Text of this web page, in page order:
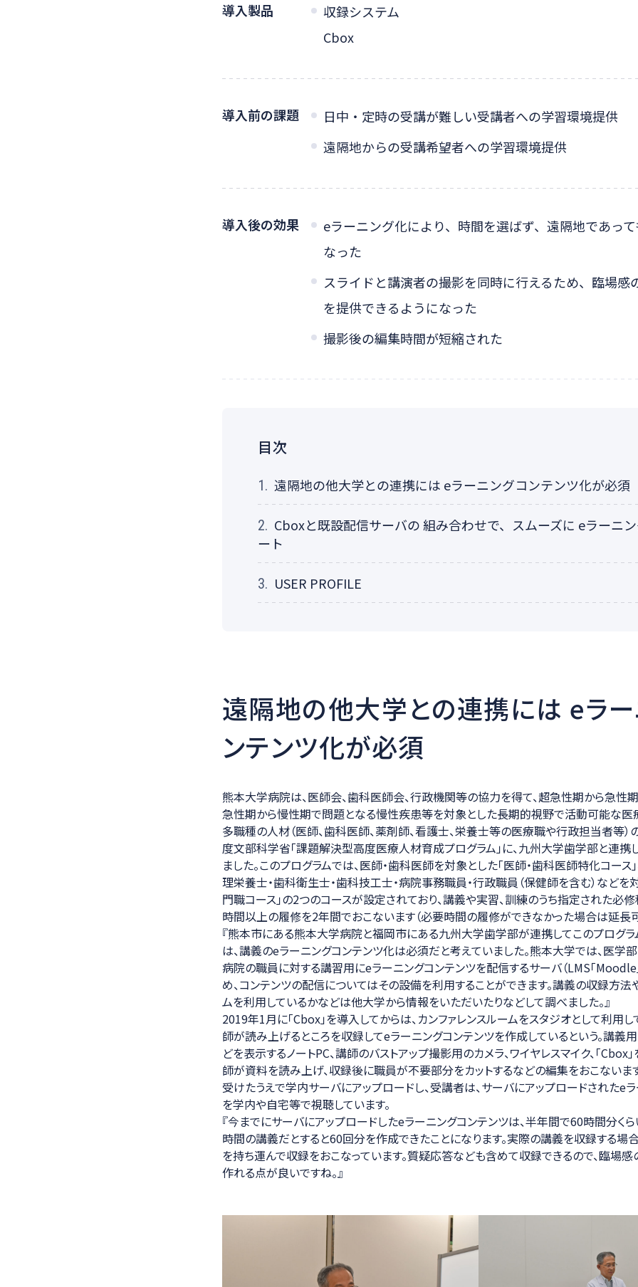
導入製品
収録システム
Cbox
導入前の課題
日中・定時の受講が難しい受講者への学習環境提供
遠隔地からの受講希望者への学習環境提供
導入後の効果
eラーニング化により、時間を選ばず、遠隔地であっ
なった
スライドと講演者の撮影を同時に行えるため、臨場感
を提供できるようになった
撮影後の編集時間が短縮された
目次
1. 遠隔地の他大学との連携には eラーニングコンテンツ化が必須
2. Cboxと既設配信サーバの 組み合わせで、スムーズに eラーニ
ート
3. USER PROFILE
遠隔地の他大学との連携には eラー
ンテンツ化が必須
熊本大学病院は、医師会、歯科医師会、行政機関等の協力を得て、超急性期から急性
急性期から慢性期で問題となる慢性疾患等を対象とした長期的視野で活動可能な医
多職種の人材（医師、歯科医師、薬剤師、看護士、栄養士等の医療職や行政担当者等
度文部科学省「課題解決型高度医療人材育成プログラム」に、九州大学歯学部と連携
ました。このプログラムでは、医師・歯科医師を対象とした「医師・歯科医師特化コース
理栄養士・歯科衛生士・歯科技工士・病院事務職員・行政職員（保健師を含む）などを
門職コース」の2つのコースが設定されており、講義や実習、訓練のうち指定された必
時間以上の履修を2年間でおこないます（必要時間の履修ができなかった場合は延長可
『熊本市にある熊本大学病院と福岡市にある九州大学歯学部が連携してこのプログラ
は、講義のeラーニングコンテンツ化は必須だと考えていました。熊本大学では、医学
病院の職員に対する講習用にeラーニングコンテンツを配信するサーバ（LMS「Moodle
め、コンテンツの配信についてはその設備を利用することができます。講義の収録方法
ムを利用しているかなどは他大学から情報をいただいたりなどして調べました。』
2019年1月に「Cbox」を導入してからは、カンファレンスルームをスタジオとして利用
師が読み上げるところを収録してeラーニングコンテンツを作成しているという。講
どを表示するノートPC、講師のバストアップ撮影用のカメラ、ワイヤレスマイク、「Cbox
師が資料を読み上げ、収録後に職員が不要部分をカットするなどの編集をおこないま
受けたうえで学内サーバにアップロードし、受講者は、サーバにアップロードされたe
を学内や自宅等で視聴しています。
『今までにサーバにアップロードしたeラーニングコンテンツは、半年間で60時間分くら
時間の講義だとすると60回分を作成できたことになります。実際の講義を収録する場合
を持ち運んで収録をおこなっています。質疑応答なども含めて収録できるので、臨場
作れる点が良いですね。』